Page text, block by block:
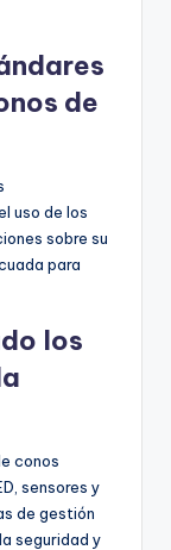
de
uso de los
sobre su
para
los
conos
sensores y
de gestión
seguridad y